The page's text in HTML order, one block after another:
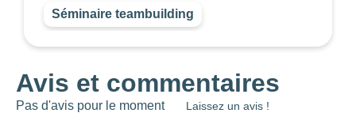
Séminaire teambuilding
Avis et commentaires
Pas d'avis pour le moment Laissez un avis !
-1—8000
Choisir